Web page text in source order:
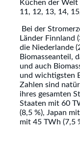
Küchen der
11, 12, 13, 14,
Bei der
Länder Finnland
die Niederlande
Biomasseanteil,
und auch
und wichtigsten
Zahlen sind
ihres gesamten
Staaten mit 60
(8,5 %), Japan
mit 45 TWh (7,5